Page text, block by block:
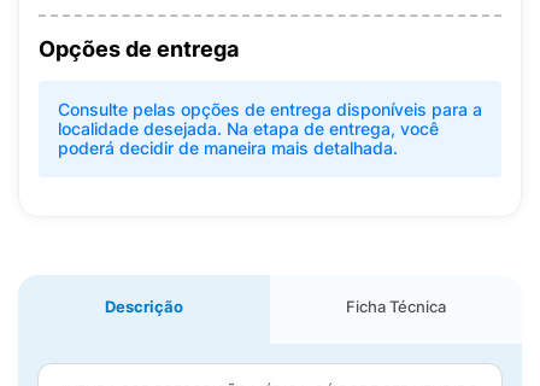
Opções de entrega
Consulte pelas opções de entrega disponíveis para a
localidade desejada. Na etapa de entrega, você
poderá decidir de maneira mais detalhada.
Descrição Ficha Técnica